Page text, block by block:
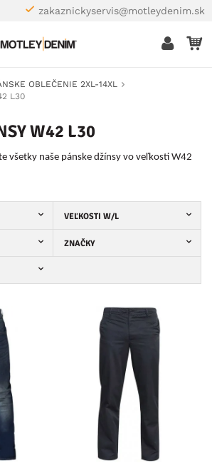
zakaznickyservis@motleydenim.sk
OBLEČENIE 2XL-14XL
L30
W42 L30
všetky naše pánske džínsy vo veľkosti W42
VEĽKOSTI W/L
ZNAČKY